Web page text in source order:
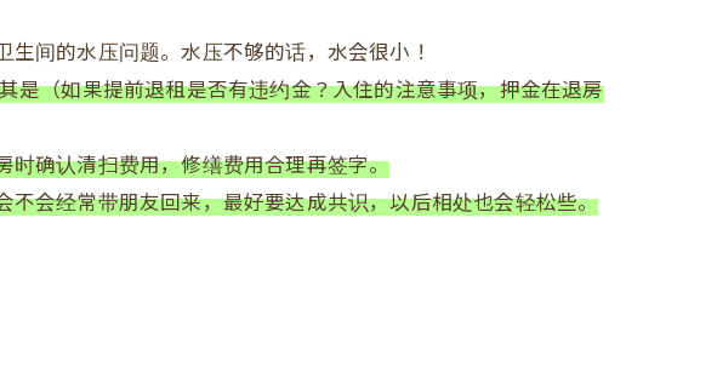
间的水压问题。水压不够的话，水会很小！
是（如果提前退租是否有违约金？入住的注意事项，押金在退房
确认清扫费用，修缮费用合理再签字。
会经常带朋友回来，最好要达成共识，以后相处也会轻松些。